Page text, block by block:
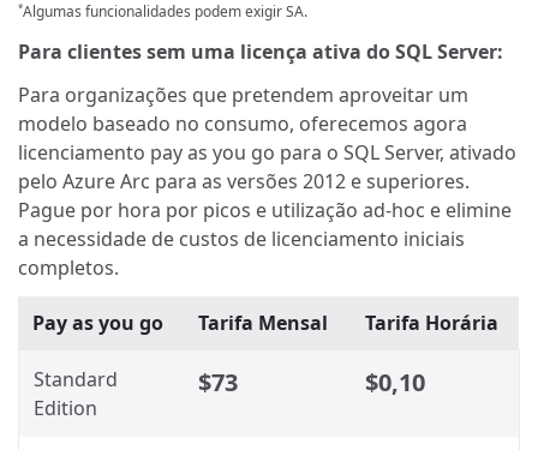
*Algumas funcionalidades podem exigir SA.
Para clientes sem uma licença ativa do SQL Server:
Para organizações que pretendem aproveitar um
modelo baseado no consumo, oferecemos agora
licenciamento pay as you go para o SQL Server, ativado
pelo Azure Arc para as versões 2012 e superiores.
Pague por hora por picos e utilização ad-hoc e elimine
a necessidade de custos de licenciamento iniciais
completos.
Pay as you go Tarifa Mensal Tarifa Horária
Standard
Edition
$73 $0,10